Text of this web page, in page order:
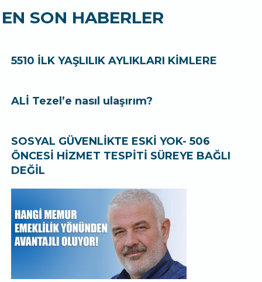
EN SON HABERLER
5510 İLK YAŞLILIK AYLIKLARI KİMLERE
ALİ Tezel’e nasıl ulaşırım?
SOSYAL GÜVENLİKTE ESKİ YOK- 506
ÖNCESİ HİZMET TESPİTİ SÜREYE BAĞLI
DEĞİL